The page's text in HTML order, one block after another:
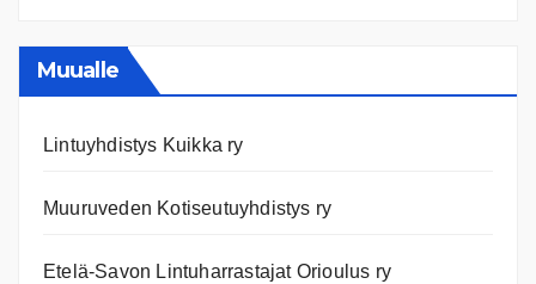
Muualle
Lintuyhdistys Kuikka ry
Muuruveden Kotiseutuyhdistys ry
Etelä-Savon Lintuharrastajat Orioulus ry